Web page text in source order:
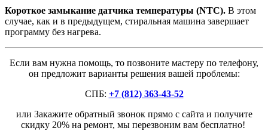
Короткое замыкание датчика температуры (NTC). В этом
случае, как и в предыдущем, стиральная машина завершает
программу без нагрева.
Если вам нужна помощь, то позвоните мастеру по телефону,
он предложит варианты решения вашей проблемы:
СПБ: +7 (812) 363-43-52
или Закажите обратный звонок прямо с сайта и получите
скидку 20% на ремонт, мы перезвоним вам бесплатно!